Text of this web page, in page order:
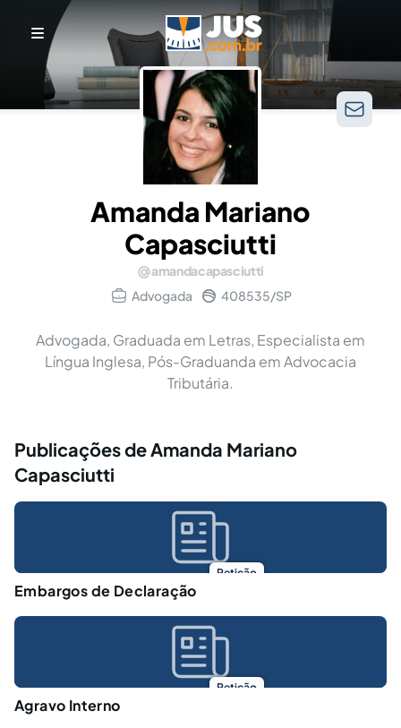
Amanda Mariano
Capasciutti
amandacapasciutti
Advogada
408535/SP
Advogada, Graduada em Letras, Especialista em
Língua Inglesa, Pós-Graduanda em Advocacia
Tributária.
Publicações de Amanda Mariano
Capasciutti
Petição
Embargos de Declaração
Petição
Agravo Interno